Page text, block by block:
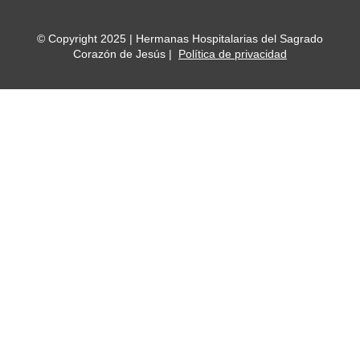
© Copyright 2025 | Hermanas Hospitalarias del Sagrado
Corazón de Jesús | Política de privacidad